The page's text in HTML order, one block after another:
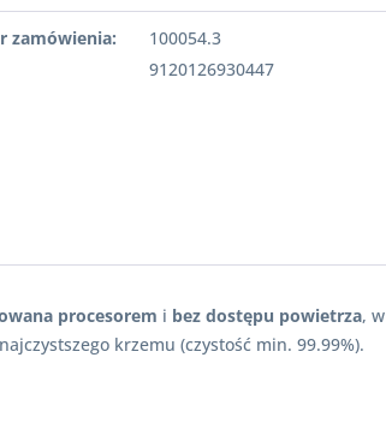
zamówienia:
100054.3
9120126930447
procesorem i bez dostępu powietrza, w
krzemu (czystość min. 99.99%).